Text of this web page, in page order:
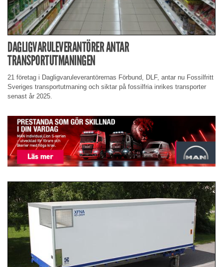
DAGLIGVARULEVERANTÖRER ANTAR
TRANSPORTUTMANINGEN
21 företag i Dagligvaruleverantörernas Förbund, DLF, antar nu Fossilfritt
Sveriges transportutmaning och siktar på fossilfria inrikes transporter
senast år 2025.